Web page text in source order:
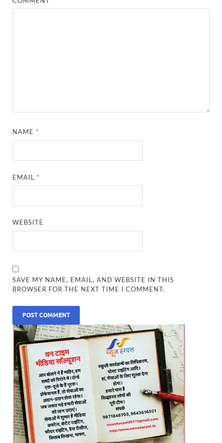
NAME *
EMAIL *
WEBSITE
SAVE MY NAME, EMAIL, AND WEBSITE IN THIS
BROWSER FOR THE NEXT TIME I COMMENT.